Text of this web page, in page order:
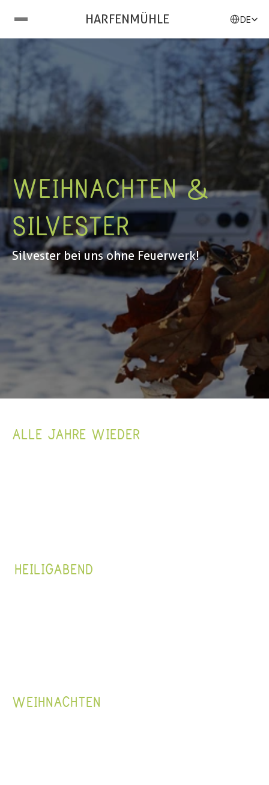
HARFENMÜHLE DE
WEIHNACHTEN &
SILVESTER
Silvester bei uns ohne Feuerwerk!
ALLE JAHRE WIEDER
HEILIGABEND
WEIHNACHTEN